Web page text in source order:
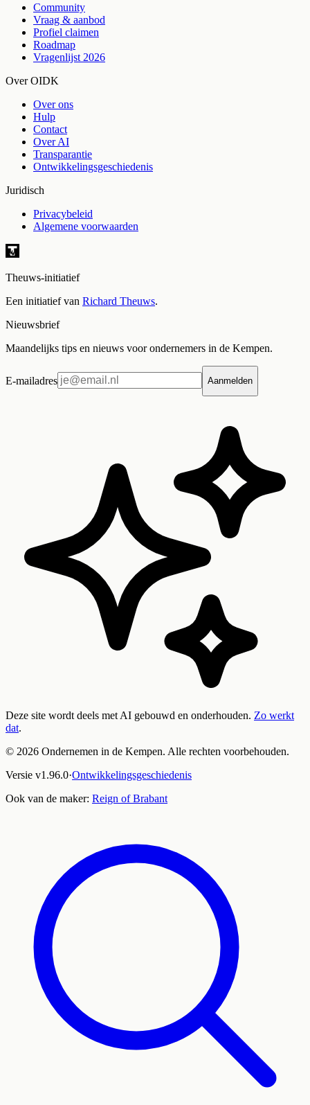
Community
Vraag & aanbod
Profiel claimen
Roadmap
Vragenlijst 2026
Over OIDK
Over ons
Hulp
Contact
Over AI
Transparantie
Ontwikkelingsgeschiedenis
Juridisch
Privacybeleid
Algemene voorwaarden
Theuws-initiatief
Een initiatief van Richard Theuws.
Nieuwsbrief
Maandelijks tips en nieuws voor ondernemers in de Kempen.
E-mailadres Aanmelden
Deze site wordt deels met AI gebouwd en onderhouden. Zo werkt
dat.
© 2026 Ondernemen in de Kempen. Alle rechten voorbehouden.
Versie v1.96.0·Ontwikkelingsgeschiedenis
Ook van de maker: Reign of Brabant